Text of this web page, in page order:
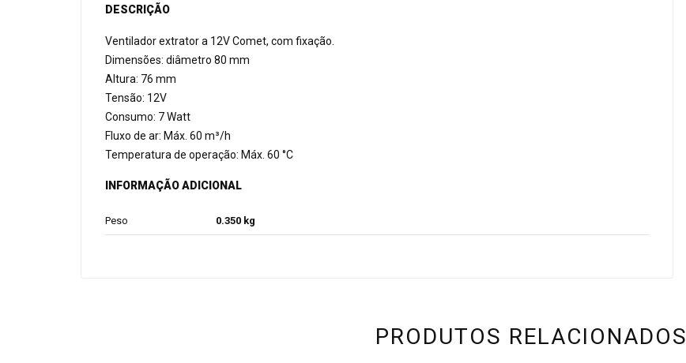
DESCRIÇÃO
Ventilador extrator a 12V Comet, com fixação.
Dimensões: diâmetro 80 mm
Altura: 76 mm
Tensão: 12V
Consumo: 7 Watt
Fluxo de ar: Máx. 60 m³/h
Temperatura de operação: Máx. 60 °C
INFORMAÇÃO ADICIONAL
Peso 0.350 kg
PRODUTOS RELACIONADOS